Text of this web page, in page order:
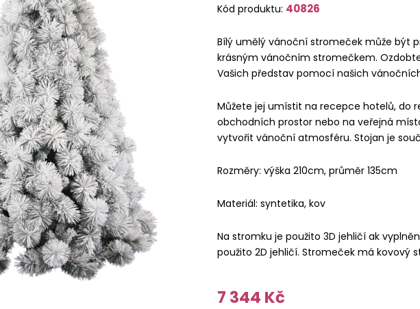
Kód produktu: 40826
Bílý umělý vánoční stromeček může být
krásným vánočním stromečkem.
Vašich představ pomocí našich
Můžete jej umístit na recepce hotelů, do
obchodních prostor nebo na veřejná
vytvořit vánoční atmosféru. Stojan je
Rozměry: výška 210cm, průměr 135cm
Materiál: syntetika, kov
Na stromku je použito 3D jehličí ak
použito 2D jehličí. Stromeček má kovový
7 344 Kč